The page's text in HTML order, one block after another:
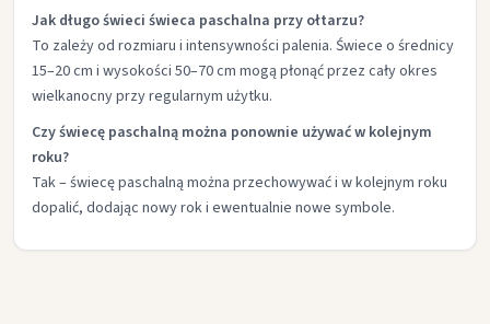
Jak długo świeci świeca paschalna przy ołtarzu?
To zależy od rozmiaru i intensywności palenia. Świece o średnicy
15–20 cm i wysokości 50–70 cm mogą płonąć przez cały okres
wielkanocny przy regularnym użytku.
Czy świecę paschalną można ponownie używać w kolejnym
roku?
Tak – świecę paschalną można przechowywać i w kolejnym roku
dopalić, dodając nowy rok i ewentualnie nowe symbole.